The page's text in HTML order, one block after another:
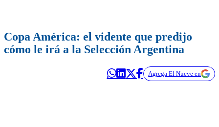
Copa América: el vidente que predijo
cómo le irá a la Selección Argentina
Agrega El Nueve en